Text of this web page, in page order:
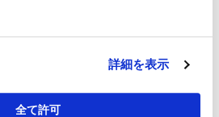
詳細を表示
全て許可
支払)までのプロセスを管理可
ドの調達プロセスを迅速化、最